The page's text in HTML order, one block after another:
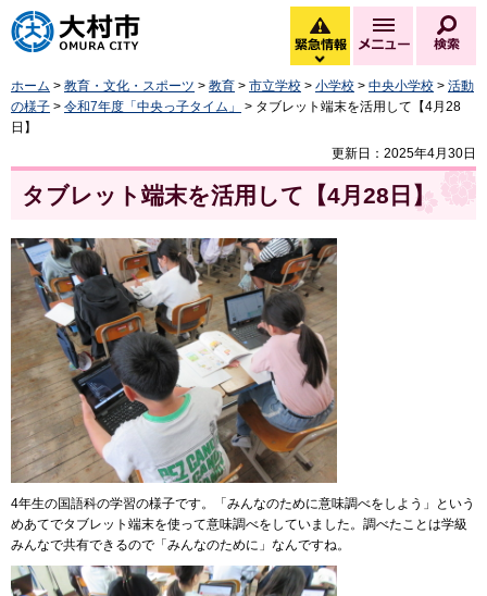
大村市
緊急情報
緊急情報を開く
メニュー
ホーム > 教育・文化・スポーツ > 教育 > 市立学校 > 小学校 > 中央小学校 > 活動
の様子 > 令和7年度「中央っ子タイム」
> タブレット端末を活用して【4月28
日】
更新日：2025年4月30日
タブレット端末を活用して【4月28日】
4年生の国語科の学習の様子です。「みんなのために意味調べをしよう」という
めあてでタブレット端末を使って意味調べをしていました。調べたことは学級
みんなで共有できるので「みんなのために」なんですね。